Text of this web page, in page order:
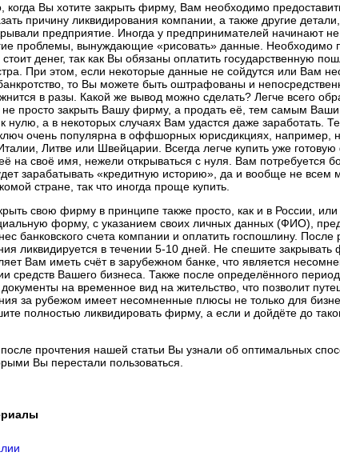
когда Вы хотите закрыть фирму, Вам необходимо
причину ликвидирования компании, а также другие
предприятие. Иногда у предпринимателей начинают
проблемы, вынуждающие «рисовать» данные. Необходимо
денег, так как Вы обязаны оплатить государственную
При этом, если некоторые данные не сойдутся или Вам
то Вы можете быть оштрафованы и
в разы. Какой же вывод можно сделать? Легче всего
не просто закрыть Вашу фирму, а продать её, тем самым Ваши
нулю, а в некоторых случаях Вам удастся даже заработать.
очень популярна в оффшорных юрисдикциях, например,
Литве или Швейцарии. Всегда легче купить уже
на своё имя, нежели открываться с нуля. Вам потребуется
зарабатывать «кредитную историю», да и вообще не всем
стране, так что иногда проще купить.
свою фирму в принципе также просто, как и в России,
форму, с указанием своих личных данных (ФИО),
банковского счета компании и оплатить госпошлину.
ликвидируется в течении 5-10 дней. Не спешите закрывать
Вам иметь счёт в зарубежном банке, что является
средств Вашего бизнеса. Также после определённого
на временное вид на жительство, что позволит
за рубежом имеет несомненные плюсы не только для
полностью ликвидировать фирму, а если и дойдёте до
прочтения нашей статьи Вы узнали об оптимальных
Вы перестали пользоваться.